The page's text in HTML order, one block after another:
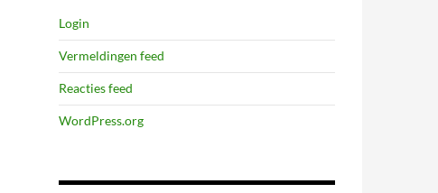
Login
Vermeldingen feed
Reacties feed
WordPress.org